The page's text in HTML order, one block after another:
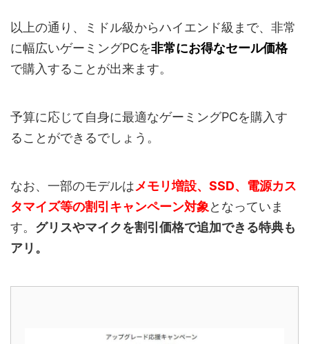
以上の通り、ミドル級からハイエンド級まで、非常
に幅広いゲーミングPCを非常にお得なセール価格
で購入することが出来ます。
予算に応じて自身に最適なゲーミングPCを購入す
ることができるでしょう。
なお、一部のモデルはメモリ増設、SSD、電源カス
タマイズ等の割引キャンペーン対象となっていま
す。 グリスやマイクを割引価格で追加できる特典も
アリ。